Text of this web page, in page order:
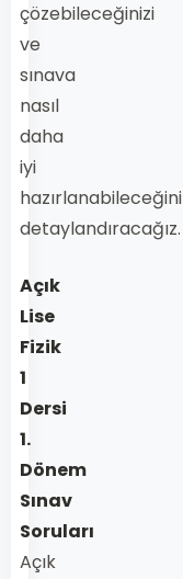
çözebileceğinizi
ve
sınava
nasıl
daha
iyi
detaylandıracağız.
Açık
Lise
Fizik
1
Dersi
1.
Dönem
Sınav
Soruları
Açık